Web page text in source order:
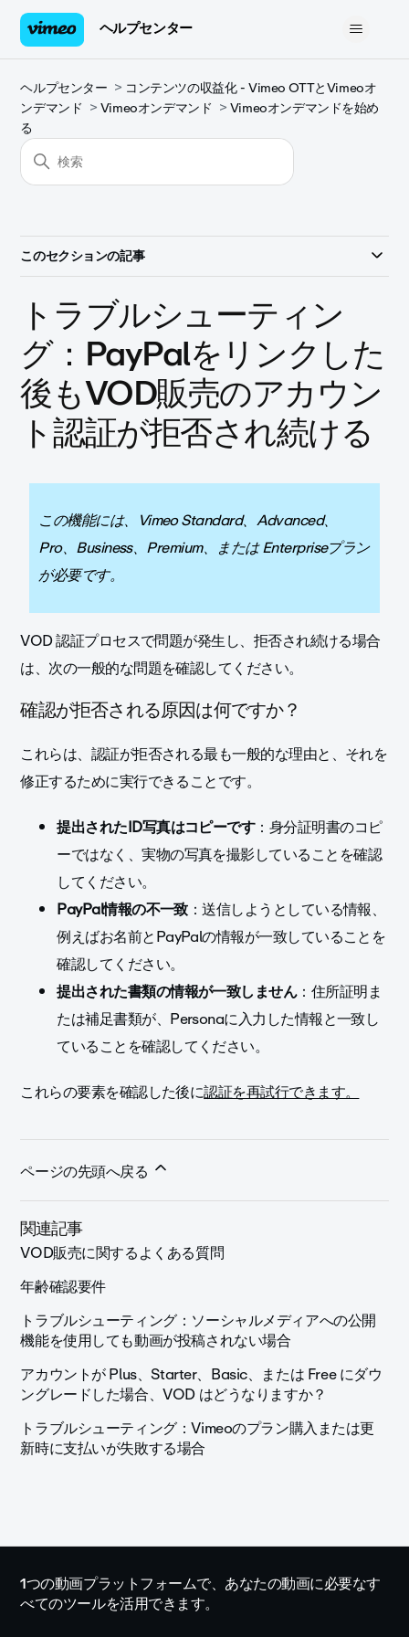
ヘルプセンター
ヘルプセンター
コンテンツの収益化 - Vimeo OTTとVimeoオ
ンデマンド
Vimeoオンデマンド
Vimeoオンデマンドを始め
る
このセクションの記事
トラブルシューティン
グ：PayPalをリンクした
後もVOD販売のアカウン
ト認証が拒否され続ける
この機能には、Vimeo Standard、Advanced、
Pro、Business、Premium、または Enterpriseプラン
が必要です。
VOD 認証プロセスで問題が発生し、拒否され続ける場合
は、次の一般的な問題を確認してください。
確認が拒否される原因は何ですか？
これらは、認証が拒否される最も一般的な理由と、それを
修正するために実行できることです。
提出されたID写真はコピーです：身分証明書のコピ
ーではなく、実物の写真を撮影していることを確認
してください。
PayPal情報の不一致：送信しようとしている情報、
例えばお名前とPayPalの情報が一致していることを
確認してください。
提出された書類の情報が一致しません：住所証明ま
たは補足書類が、Personaに入力した情報と一致し
ていることを確認してください。
これらの要素を確認した後に認証を再試行できます。
ページの先頭へ戻る
関連記事
VOD販売に関するよくある質問
年齢確認要件
トラブルシューティング：ソーシャルメディアへの公開
機能を使用しても動画が投稿されない場合
アカウントが Plus、Starter、Basic、または Free にダウ
ングレードした場合、VOD はどうなりますか？
トラブルシューティング：Vimeoのプラン購入または更
新時に支払いが失敗する場合
1つの動画プラットフォームで、あなたの動画に必要なす
べてのツールを活用できます。